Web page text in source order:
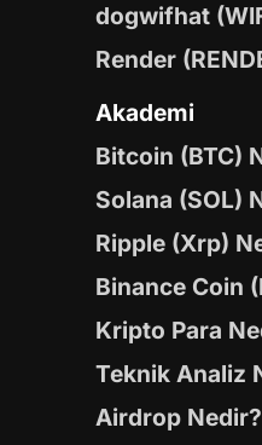
dogwifhat
Render
Akademi
Bitcoin (BTC)
Solana (SOL)
Ripple (Xrp)
Binance Coin
Kripto Para
Teknik Analiz
Airdrop Nedir?